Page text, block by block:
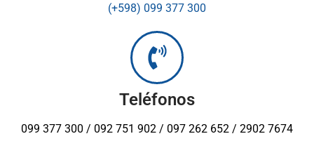
(+598) 099 377 300
Teléfonos
099 377 300 / 092 751 902 / 097 262 652 / 2902 7674